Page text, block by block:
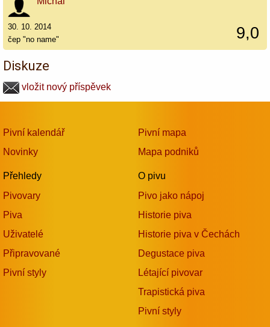
9,0
30. 10. 2014
čep "no name"
Diskuze
vložit nový příspěvek
Pivní kalendář
Novinky
Přehledy
Pivovary
Piva
Uživatelé
Připravované
Pivní styly
Pivní mapa
Mapa podniků
O pivu
Pivo jako nápoj
Historie piva
Historie piva v Čechách
Degustace piva
Létající pivovar
Trapistická piva
Pivní styly